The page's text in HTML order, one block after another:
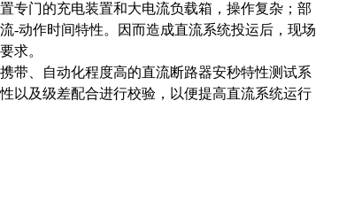
专门的充电装置和大电流负载箱，操作复杂；部
-动作时间特性。因而造成直流系统投运后，现场
求。
带、自动化程度高的直流断路器安秒特性测试系
以及级差配合进行校验，以便提高直流系统运行